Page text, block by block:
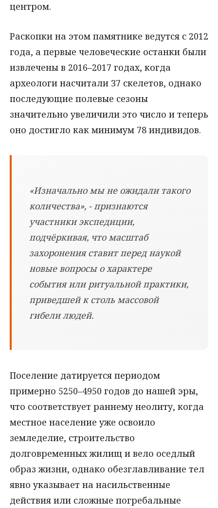
центром.
Раскопки на этом памятнике ведутся с 2012
года, а первые человеческие останки были
извлечены в 2016–2017 годах, когда
археологи насчитали 37 скелетов, однако
последующие полевые сезоны
значительно увеличили это число и теперь
оно достигло как минимум 78 индивидов.
«Изначально мы не ожидали такого
количества», - признаются
участники экспедиции,
подчёркивая, что масштаб
захоронения ставит перед наукой
новые вопросы о характере
события или ритуальной практики,
приведшей к столь массовой
гибели людей.
Поселение датируется периодом
примерно 5250–4950 годов до нашей эры,
что соответствует раннему неолиту, когда
местное население уже освоило
земледелие, строительство
долговременных жилищ и вело оседлый
образ жизни, однако обезглавливание тел
явно указывает на насильственные
действия или сложные погребальные